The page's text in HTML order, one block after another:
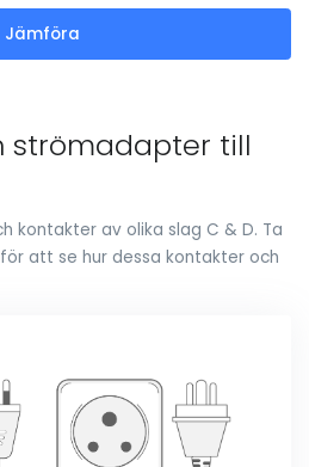
Jämföra
strömadapter till
kontakter av olika slag C & D. Ta
att se hur dessa kontakter och